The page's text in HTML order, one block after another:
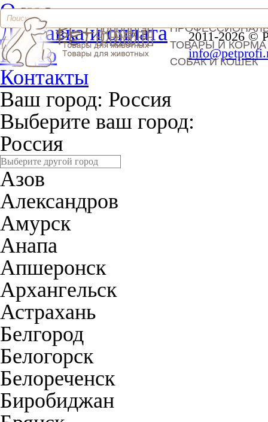
О нас
Доставка и оплата
Видео
Контакты
Ваш город: Россия
Выберите ваш город:
Россия
Азов
Александров
Амурск
Анапа
Апшеронск
Архангельск
Астрахань
Белгород
Белогорск
Белореченск
Биробиджан
ТОВАРЫ И
СОБАК И КОШЕК
2011-2026 ©